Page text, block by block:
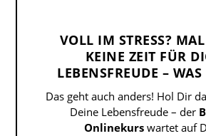
VOLL IM STRESS?
KEINE ZEIT FÜR
LEBENSFREUDE –
Das geht auch anders! Hol Dir
Deine Lebensfreude – der
Onlinekurs wartet auf